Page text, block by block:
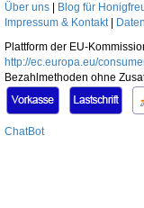
Über uns
Blog für
Impressum & Kontakt|
Plattform der EU-
http://ec.europa.eu/
Bezahlmethoden ohne
ChatBot